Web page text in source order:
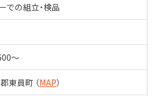
での組立・検品
〜
東員町 （MAP）